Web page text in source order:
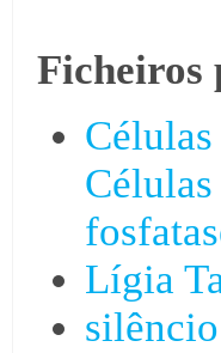
Ficheiros
Lígia